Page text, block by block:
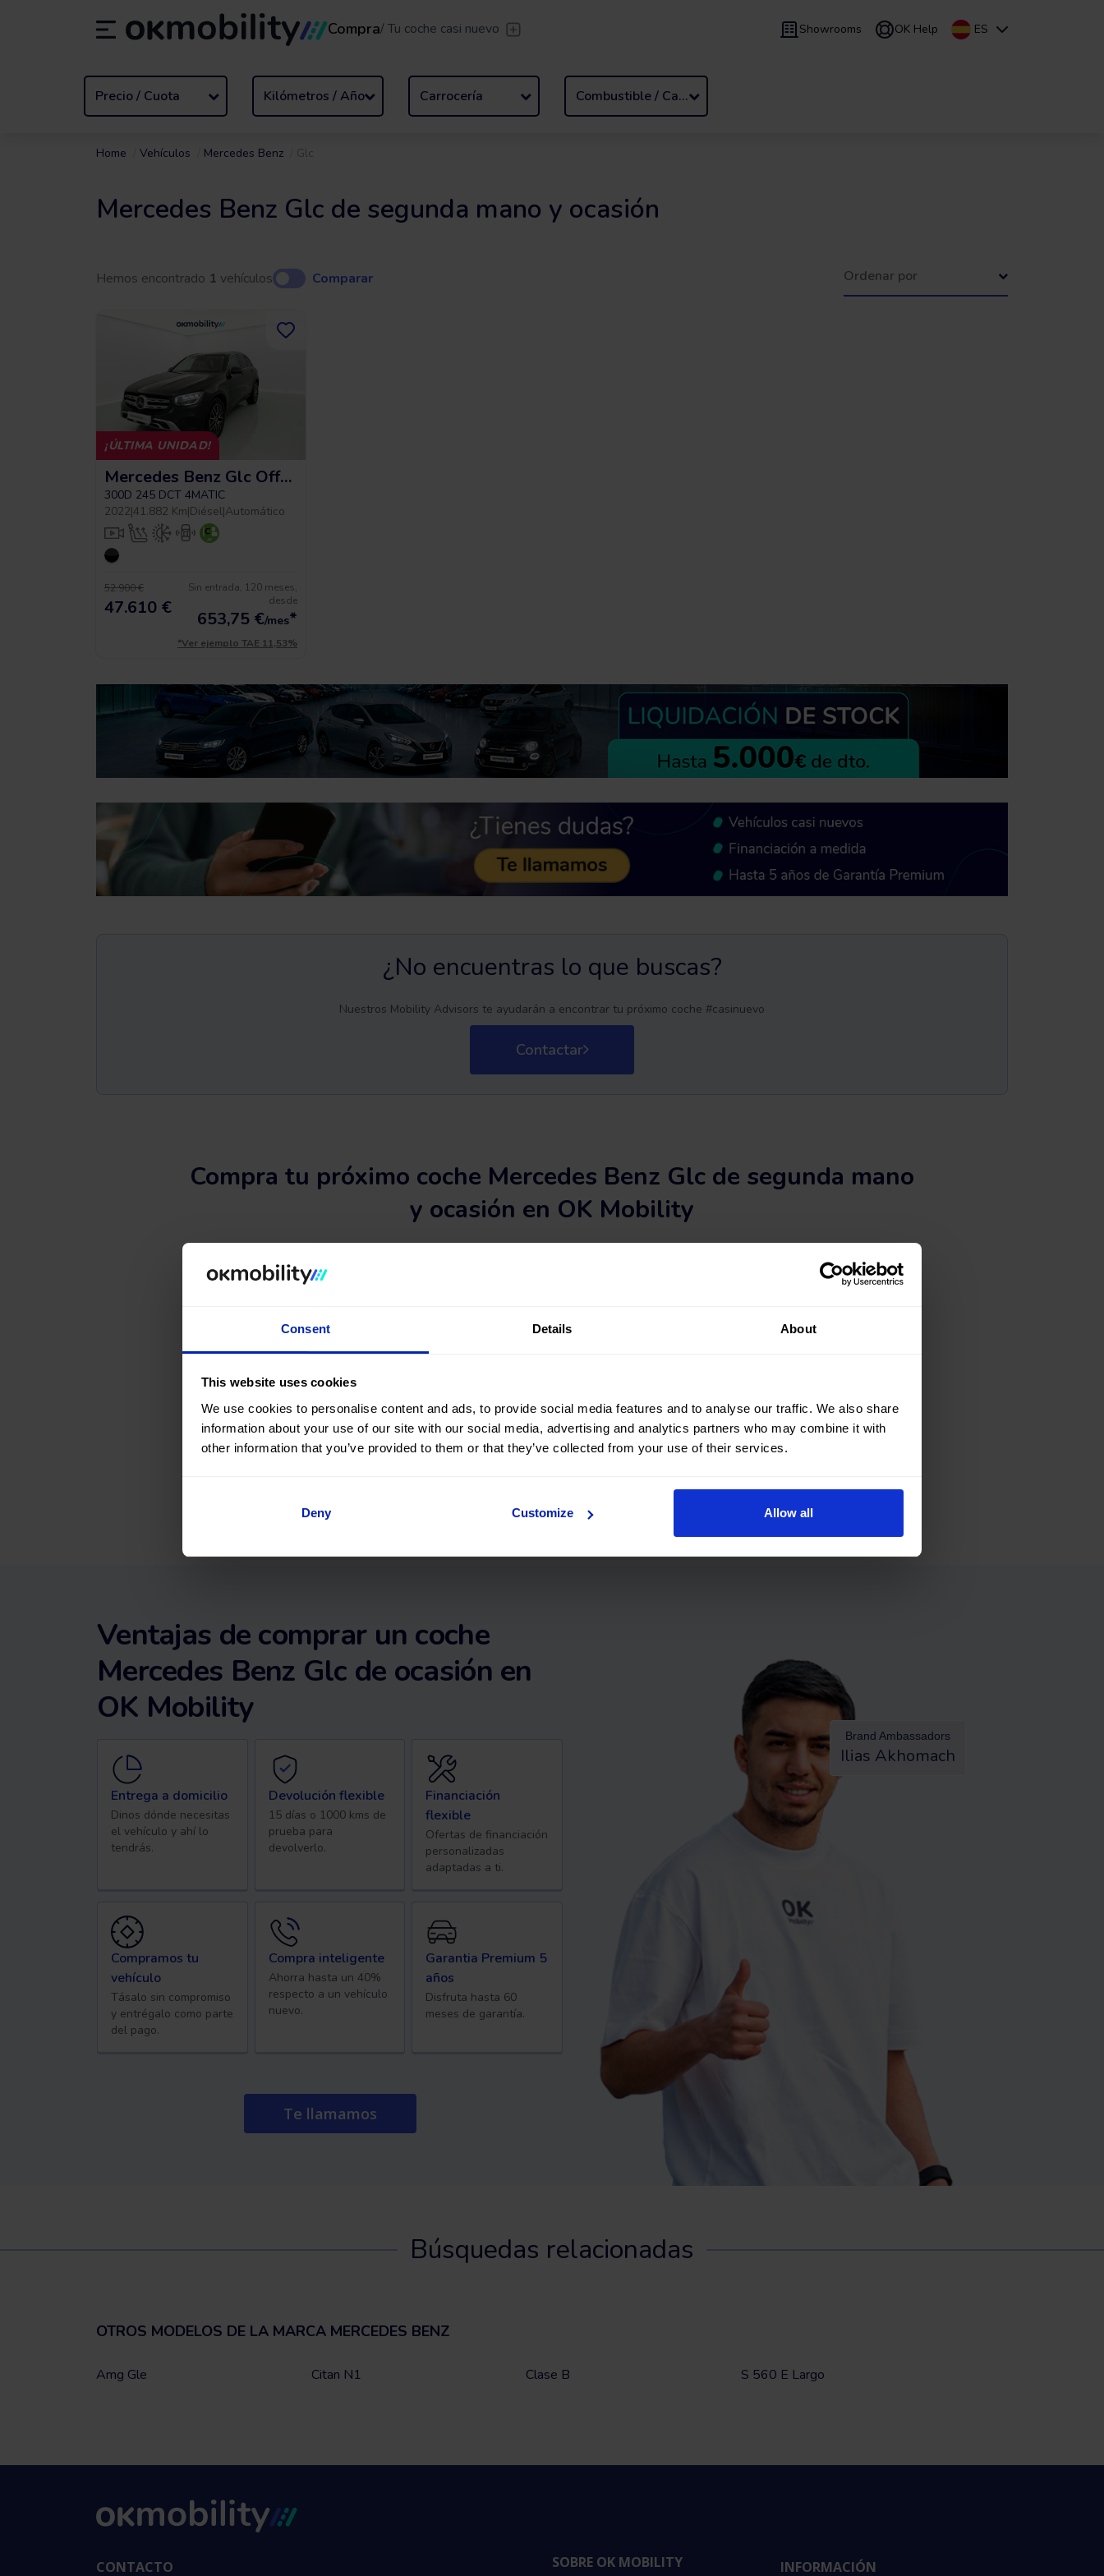
Consent Details About
This website uses cookies
We use cookies to personalise content and ads, to provide social media features and to analyse our traffic. We also share
information about your use of our site with our social media, advertising and analytics partners who may combine it with
other information that you’ve provided to them or that they’ve collected from your use of their services.
Deny Customize Allow all
Compra/Tu coche casi nuevo Showrooms OK Help ES
Precio / Cuota Kilómetros / Año Carrocería Combustible / Cambio
Español (ES) EN English (UK)
Home Vehículos Mercedes Benz Glc
Mercedes Benz Glc de segunda mano y ocasión
Hemos encontrado 1 vehículos Comparar Ordenar por
¡ÚLTIMA UNIDAD!
Mercedes Benz Glc Off-road Line
300D 245 DCT 4MATIC
2022|41.882 Km|Diésel|Automático
52.900 €
47.610 €
Sin entrada, 120 meses,
desde
653,75 €/mes*
*Ver ejemplo TAE 11,53%
¿No encuentras lo que buscas?
Nuestros Mobility Advisors te ayudarán a encontrar tu próximo coche #casinuevo
Contactar
Compra tu próximo coche Mercedes Benz Glc de segunda mano
y ocasión en OK Mobility
OK Mobility como ennuestras stores de venta
encontrarás una gran variedad de coches de ocasión de la marca Mercedes Benz
Busca, compara y encuentra un coche Mercedes Benz Glc #casinuevo entre una gran selección de vehículos de diferente
carrocería, color, nº de puertas, combustible y tipo de cambio. También podrás afinar tu búsqueda filtrando según nº de
kilómetros, precio total del vehículo o cuota de financiación.
¿A qué esperas? Encuentra ahora tu próximo coche Mercedes Benz Glc de segunda mano y ocasión en okmobility.com.
Ventajas de comprar un coche
Mercedes Benz Glc de ocasión en
OK Mobility
Entrega a domicilio
Dinos dónde necesitas
el vehículo y ahí lo
tendrás.
Devolución flexible
15 días o 1000 kms de
prueba para
devolverlo.
Financiación
flexible
Ofertas de financiación
personalizadas
adaptadas a ti.
Compramos tu
vehículo
Tásalo sin compromiso
y entrégalo como parte
del pago.
Compra inteligente
Ahorra hasta un 40%
respecto a un vehículo
nuevo.
Garantia Premium 5
años
Disfruta hasta 60
meses de garantía.
Te llamamos
Brand Ambassadors
Ilias Akhomach
Búsquedas relacionadas
OTROS MODELOS DE LA MARCA MERCEDES BENZ
Amg Gle Citan N1 Clase B S 560 E Largo
CONTACTO SOBRE OK MOBILITY INFORMACIÓN